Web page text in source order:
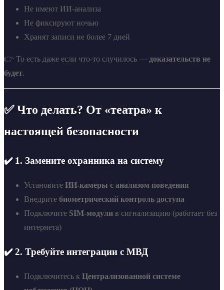
Не имеют ИИ-анализа
Не фиксируют ночью
Хранят записи не более 7 дней
👉 То есть даже если что-то случилось — доказательств не
будет.
✅ Что делать? От «театра» к
настоящей безопасности
✔️ 1. Замените охранника на систему
Установите ИИ-камеры с анализом поведения
Внедрите биометрический контроль доступа
Подключите SIM-модули в сигнализацию (работает без
интернета)
✔️ 2. Требуйте интеграции с МВД
Подключитесь к Централизованной системе